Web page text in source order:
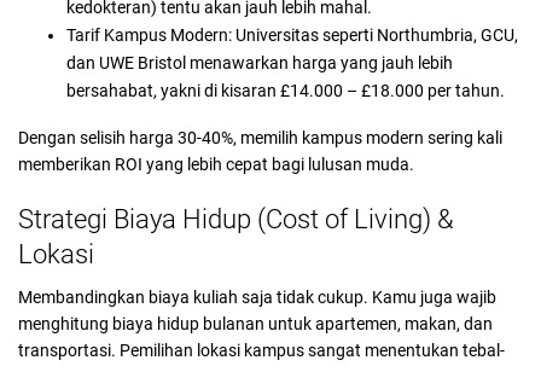
kedokteran) tentu akan jauh lebih mahal.
Tarif Kampus Modern: Universitas seperti Northumbria, GCU,
dan UWE Bristol menawarkan harga yang jauh lebih
bersahabat, yakni di kisaran £14.000 – £18.000 per tahun.
Dengan selisih harga 30-40%, memilih kampus modern sering kali
memberikan ROI yang lebih cepat bagi lulusan muda.
Strategi Biaya Hidup (Cost of Living) &
Lokasi
Membandingkan biaya kuliah saja tidak cukup. Kamu juga wajib
menghitung biaya hidup bulanan untuk apartemen, makan, dan
transportasi. Pemilihan lokasi kampus sangat menentukan tebal-